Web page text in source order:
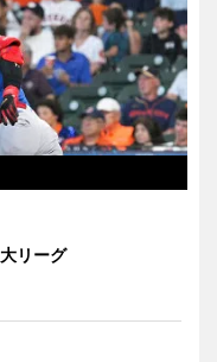
リーグ